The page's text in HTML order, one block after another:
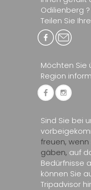
Odilienberg ?
Teilen Sie
Möchten Sie
Region
Sind Sie bei
freuen,
gäben, auf
Bedürfnisse
können Sie
Tripadvisor